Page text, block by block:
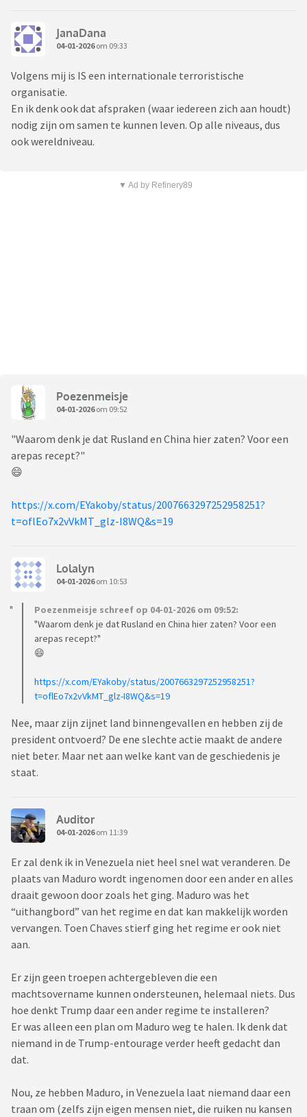
JanaDana
04-01-2026om 09:33
Volgens mij is IS een internationale terroristische
organisatie.
En ik denk ook dat afspraken (waar iedereen zich aan houdt)
nodig zijn om samen te kunnen leven. Op alle niveaus, dus
ook wereldniveau.
▼ Ad by Refinery89
Poezenmeisje
04-01-2026om 09:52
"Waarom denk je dat Rusland en China hier zaten? Voor een
arepas recept?"
😄
https://x.com/EYakoby/status/2007663297252958251?
t=oflEo7x2vVkMT_glz-I8WQ&s=19
Lolalyn
04-01-2026om 10:53
Poezenmeisje schreef op 04-01-2026 om 09:52:
"Waarom denk je dat Rusland en China hier zaten? Voor een
arepas recept?"
😄
https://x.com/EYakoby/status/2007663297252958251?
t=oflEo7x2vVkMT_glz-I8WQ&s=19
Nee, maar zijn zijnet land binnengevallen en hebben zij de
president ontvoerd? De ene slechte actie maakt de andere
niet beter. Maar net aan welke kant van de geschiedenis je
staat.
Auditor
04-01-2026om 11:39
Er zal denk ik in Venezuela niet heel snel wat veranderen. De
plaats van Maduro wordt ingenomen door een ander en alles
draait gewoon door zoals het ging. Maduro was het
“uithangbord” van het regime en dat kan makkelijk worden
vervangen. Toen Chaves stierf ging het regime er ook niet
aan.
Er zijn geen troepen achtergebleven die een
machtsovername kunnen ondersteunen, helemaal niets. Dus
hoe denkt Trump daar een ander regime te installeren?
Er was alleen een plan om Maduro weg te halen. Ik denk dat
niemand in de Trump-entourage verder heeft gedacht dan
dat.
Nou, ze hebben Maduro, in Venezuela laat niemand daar een
traan om (zelfs zijn eigen mensen niet, die ruiken nu kansen